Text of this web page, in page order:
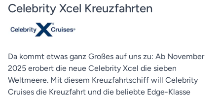
Celebrity Xcel Kreuzfahrten
Da kommt etwas ganz Großes auf uns zu: Ab November
2025 erobert die neue Celebrity Xcel die sieben
Weltmeere. Mit diesem Kreuzfahrtschiff will Celebrity
Cruises die Kreuzfahrt und die beliebte Edge-Klasse